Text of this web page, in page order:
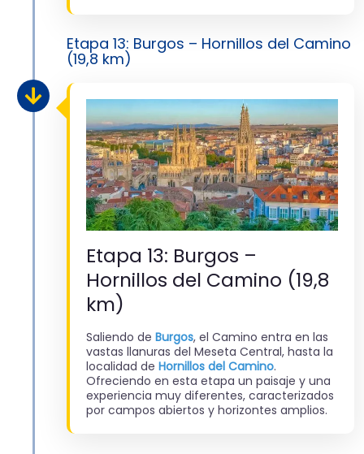
Etapa 13: Burgos – Hornillos del Camino
(19,8 km)
Etapa 13: Burgos –
Hornillos del Camino (19,8
km)
Saliendo de Burgos, el Camino entra en las
vastas llanuras del Meseta Central, hasta la
localidad de Hornillos del Camino.
Ofreciendo en esta etapa un paisaje y una
experiencia muy diferentes, caracterizados
por campos abiertos y horizontes amplios.